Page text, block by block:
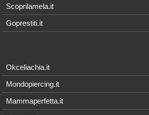
Scoprilamela.it
Goprestiti.it
Okceliachia.it
Mondopiercing.it
Mammaperfetta.it